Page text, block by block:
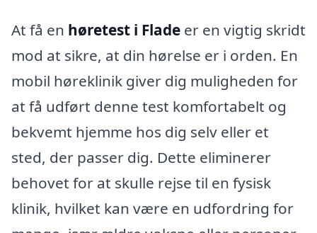
At få en høretest i Flade er en vigtig skridt
mod at sikre, at din hørelse er i orden. En
mobil høreklinik giver dig muligheden for
at få udført denne test komfortabelt og
bekvemt hjemme hos dig selv eller et
sted, der passer dig. Dette eliminerer
behovet for at skulle rejse til en fysisk
klinik, hvilket kan være en udfordring for